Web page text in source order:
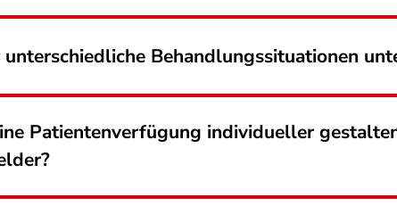
Behandlungssituationen
Patientenverfügung individueller